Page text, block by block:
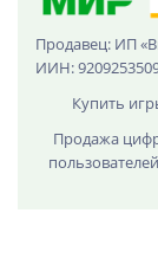
Продавец: ИП
ИИН:
Купить
Продажа